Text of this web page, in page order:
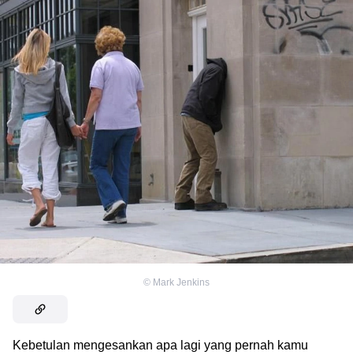
© Mark Jenkins
Kebetulan mengesankan apa lagi yang pernah kamu